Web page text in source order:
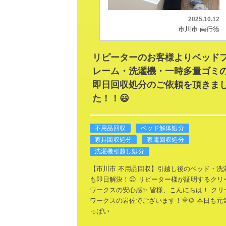
2025.10.12
市川市 南行徳
リピーターのお客様よりベッド
レーム・洗濯機・一時多量ゴミ
即日回収処分のご依頼を頂きま
た！！😃
不用品回収
ベッド解体処分
家具回収処分
家電回収処分
洗濯機引越し処分
【市川市 不用品回収】引越し後のベッド・洗
も即日解決！😊 リピーター様が証明するクリ
ワークスの安心感✨ 皆様、こんにちは！
クリ
ワークスの岩佐でございます！🌞🌻 本日も元
っぱい